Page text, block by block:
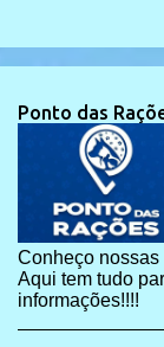
Ponto das
Conheço nossas
Aqui tem tudo
informações!!!!